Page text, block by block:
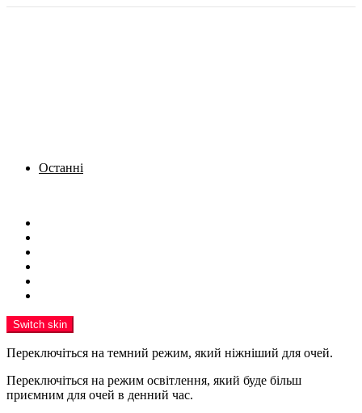
Останні
Switch skin
Переключіться на темний режим, який ніжніший для очей.
Переключіться на режим освітлення, який буде більш
приємним для очей в денний час.